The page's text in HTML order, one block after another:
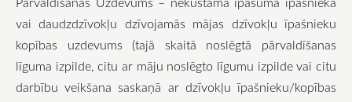
vai daudzdzīvokļu dzīvojamās mājas dzīvokļu īpašnieku
kopības uzdevums (tajā skaitā noslēgtā pārvaldīšanas
līguma izpilde, citu ar māju noslēgto līgumu izpilde vai citu
darbību veikšana saskaņā ar dzīvokļu īpašnieku/kopības